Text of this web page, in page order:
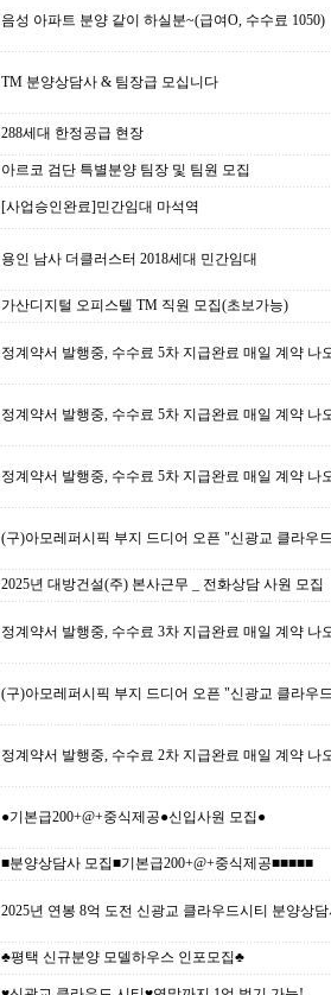
음성 아파트 분양 같이 하실분~(급여O, 수수료 1050)
TM 분양상담사 & 팀장급 모십니다
288세대 한정공급 현장
아르코 검단 특별분양 팀장 및 팀원 모집
[사업승인완료]민간임대 마석역
용인 남사 더클러스터 2018세대 민간임대
가산디지털 오피스텔 TM 직원 모집(초보가능)
정계약서 발행중, 수수료 5차 지급완료 매일 계약 나
정계약서 발행중, 수수료 5차 지급완료 매일 계약 나
정계약서 발행중, 수수료 5차 지급완료 매일 계약 나
(구)아모레퍼시픽 부지 드디어 오픈 "신광교 클라우
2025년 대방건설(주) 본사근무 _ 전화상담 사원 모집
정계약서 발행중, 수수료 3차 지급완료 매일 계약 나
(구)아모레퍼시픽 부지 드디어 오픈 "신광교 클라우
정계약서 발행중, 수수료 2차 지급완료 매일 계약 나
●기본급200+@+중식제공●신입사원 모집●
■분양상담사 모집■기본급200+@+중식제공■■■■■
2025년 연봉 8억 도전 신광교 클라우드시티 분양상담
♣평택 신규분양 모델하우스 인포모집♣